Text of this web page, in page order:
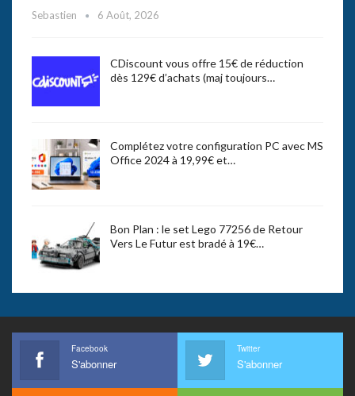
Sebastien 6 Août, 2026
CDiscount vous offre 15€ de réduction
dès 129€ d’achats (maj toujours…
Complétez votre configuration PC avec MS
Office 2024 à 19,99€ et…
Bon Plan : le set Lego 77256 de Retour
Vers Le Futur est bradé à 19€…
Facebook
S'abonner
Twitter
S'abonner